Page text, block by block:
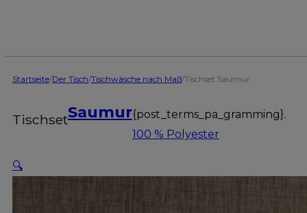
Startseite/Der Tisch/Tischwäsche nach Maß/Tischset Saumur
TischsetSaumur{post_terms_pa_gramming}.
100 % Polyester
🔍